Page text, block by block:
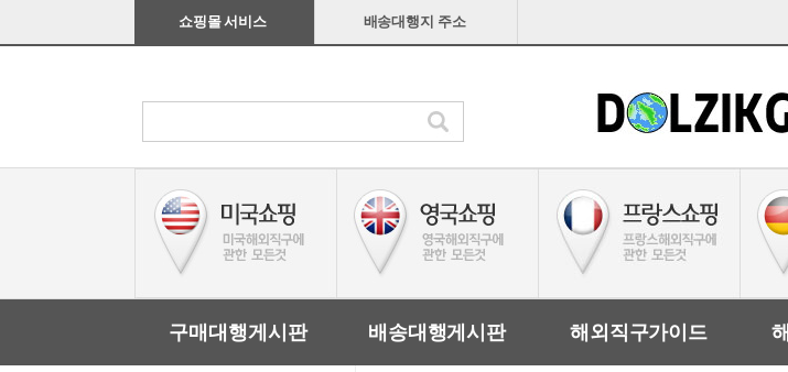
쇼핑몰 서비스 배송대행지 주소
구매대행게시판 배송대행게시판 해외직구가이드